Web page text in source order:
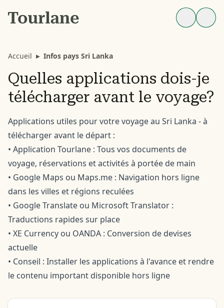
Accueil ▸ Infos pays Sri Lanka
Quelles applications dois-je
télécharger avant le voyage?
Applications utiles pour votre voyage au Sri Lanka - à
télécharger avant le départ :
• Application Tourlane : Tous vos documents de
voyage, réservations et activités à portée de main
• Google Maps ou Maps.me : Navigation hors ligne
dans les villes et régions reculées
• Google Translate ou Microsoft Translator :
Traductions rapides sur place
• XE Currency ou OANDA : Conversion de devises
actuelle
• Conseil : Installer les applications à l'avance et rendre
le contenu important disponible hors ligne